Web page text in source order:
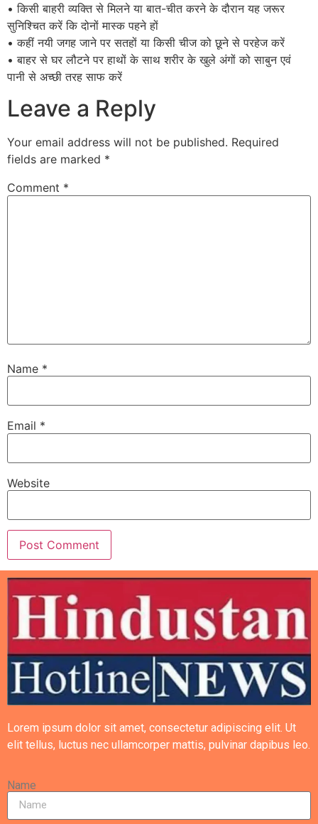
• किसी बाहरी व्यक्ति से मिलने या बात-चीत करने के दौरान यह जरूर
सुनिश्चित करें कि दोनों मास्क पहने हों
• कहीं नयी जगह जाने पर सतहों या किसी चीज को छूने से परहेज करें
• बाहर से घर लौटने पर हाथों के साथ शरीर के खुले अंगों को साबुन एवं
पानी से अच्छी तरह साफ करें
Leave a Reply
Your email address will not be published. Required
fields are marked *
Comment *
Name *
Email *
Website
Lorem ipsum dolor sit amet, consectetur adipiscing elit. Ut
elit tellus, luctus nec ullamcorper mattis, pulvinar dapibus leo.
Name